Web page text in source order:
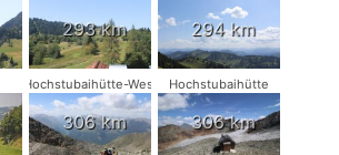
293 km 294 km
Hochstubaihütte-West
306 km
Hochstubaihütte
306 km